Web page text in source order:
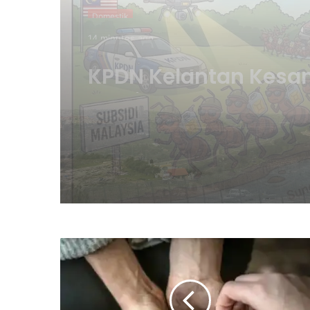
Palestin
28 minutes ago
Israel Rancang
2,300 Unit
Baharu, Luaskan
Penempatan Haram
Baitulmaqdis Timur